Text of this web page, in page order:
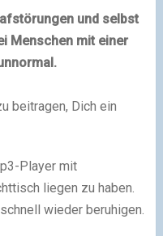
und selbst
Menschen mit einer
beitragen, Dich ein
Player mit
liegen zu haben.
wieder beruhigen.